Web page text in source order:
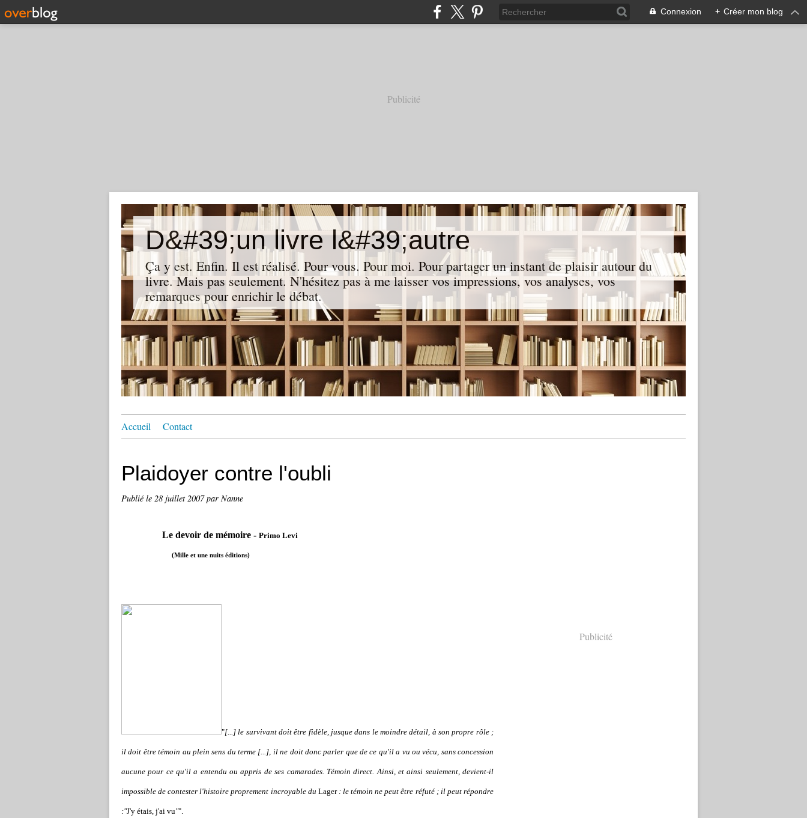
Connexion + Créer mon blog
Publicité
D&#39;un livre l&#39;autre
Ça y est. Enfin. Il est réalisé. Pour vous. Pour moi. Pour partager un instant de plaisir autour du
livre. Mais pas seulement. N'hésitez pas à me laisser vos impressions, vos analyses, vos
remarques pour enrichir le débat.
Accueil Contact
Plaidoyer contre l'oubli
Publié le 28 juillet 2007par Nanne
Le devoir de mémoire - Primo Levi
(Mille et une nuits éditions)
"[...] le survivant doit être fidèle, jusque dans le moindre détail, à son propre rôle ;
il doit être témoin au plein sens du terme [...], il ne doit donc parler que de ce qu'il a vu ou vécu, sans concession
aucune pour ce qu'il a entendu ou appris de ses camarades. Témoin direct. Ainsi, et ainsi seulement, devient-il
impossible de contester l'histoire proprement incroyable du Lager : le témoin ne peut être réfuté ; il peut répondre
:"J'y étais, j'ai vu"".
Publicité